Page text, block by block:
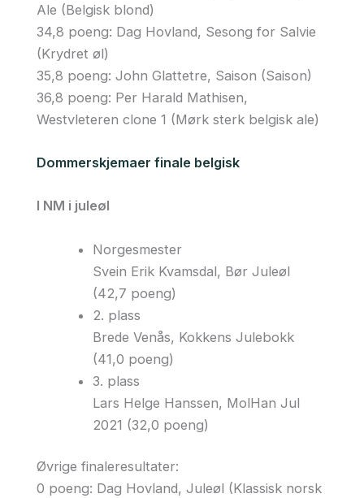
Ale (Belgisk blond)
34,8 poeng: Dag Hovland, Sesong for Salvie
(Krydret øl)
35,8 poeng: John Glattetre, Saison (Saison)
36,8 poeng: Per Harald Mathisen,
Westvleteren clone 1 (Mørk sterk belgisk ale)
Dommerskjemaer finale belgisk
I NM i juleøl
Norgesmester
Svein Erik Kvamsdal, Bør Juleøl
(42,7 poeng)
2. plass
Brede Venås, Kokkens Julebokk
(41,0 poeng)
3. plass
Lars Helge Hanssen, MolHan Jul
2021 (32,0 poeng)
Øvrige finaleresultater:
0 poeng: Dag Hovland, Juleøl (Klassisk norsk